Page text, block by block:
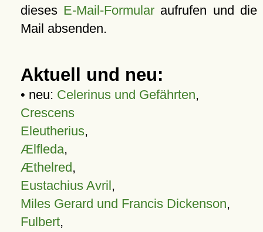
dieses E-Mail-Formular aufrufen und die
Mail absenden.
Aktuell und neu:
• neu: Celerinus und Gefährten,
Crescens
Eleutherius,
Ælfleda,
Æthelred,
Eustachius Avril,
Miles Gerard und Francis Dickenson,
Fulbert,